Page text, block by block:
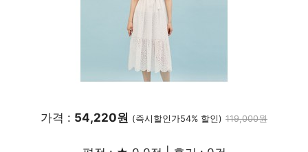
가격 : 54,220원 (즉시할인가54% 할인) 119,000원